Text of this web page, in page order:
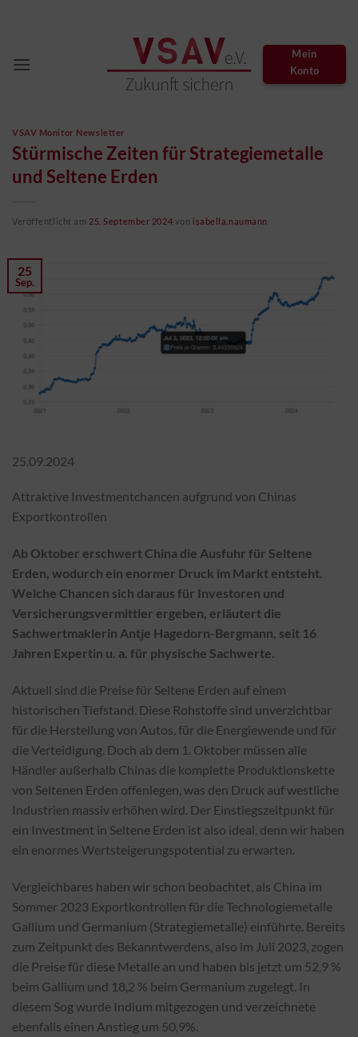
Mein
Konto
VSAV Monitor Newsletter
Stürmische Zeiten für Strategiemetalle
und Seltene Erden
Veröffentlicht am 25. September 2024 von isabella.naumann
25
Sep.
25.09.2024
Attraktive Investmentchancen aufgrund von Chinas
Exportkontrollen
Ab Oktober erschwert China die Ausfuhr für Seltene
Erden, wodurch ein enormer Druck im Markt entsteht.
Welche Chancen sich daraus für Investoren und
Versicherungsvermittler ergeben, erläutert die
Sachwertmaklerin Antje Hagedorn-Bergmann, seit 16
Jahren Expertin u. a. für physische Sachwerte.
Aktuell sind die Preise für Seltene Erden auf einem
historischen Tiefstand. Diese Rohstoffe sind unverzichtbar
für die Herstellung von Autos, für die Energiewende und für
die Verteidigung. Doch ab dem 1. Oktober müssen alle
Händler außerhalb Chinas die komplette Produktionskette
von Seltenen Erden offenlegen, was den Druck auf westliche
Industrien massiv erhöhen wird. Der Einstiegszeitpunkt für
ein Investment in Seltene Erden ist also ideal, denn wir haben
ein enormes Wertsteigerungspotential zu erwarten.
Vergleichbares haben wir schon beobachtet, als China im
Sommer 2023 Exportkontrollen für die Technologiemetalle
Gallium und Germanium (Strategiemetalle) einführte. Bereits
zum Zeitpunkt des Bekanntwerdens, also im Juli 2023, zogen
die Preise für diese Metalle an und haben bis jetzt um 52,9 %
beim Gallium und 18,2 % beim Germanium zugelegt. In
diesem Sog wurde Indium mitgezogen und verzeichnete
ebenfalls einen Anstieg um 50,9%.